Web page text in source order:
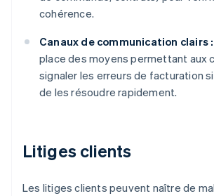
cohérence.
Canaux de communication clairs :
place des moyens permettant aux
signaler les erreurs de facturation
de les résoudre rapidement.
Litiges clients
Les litiges clients peuvent naître de